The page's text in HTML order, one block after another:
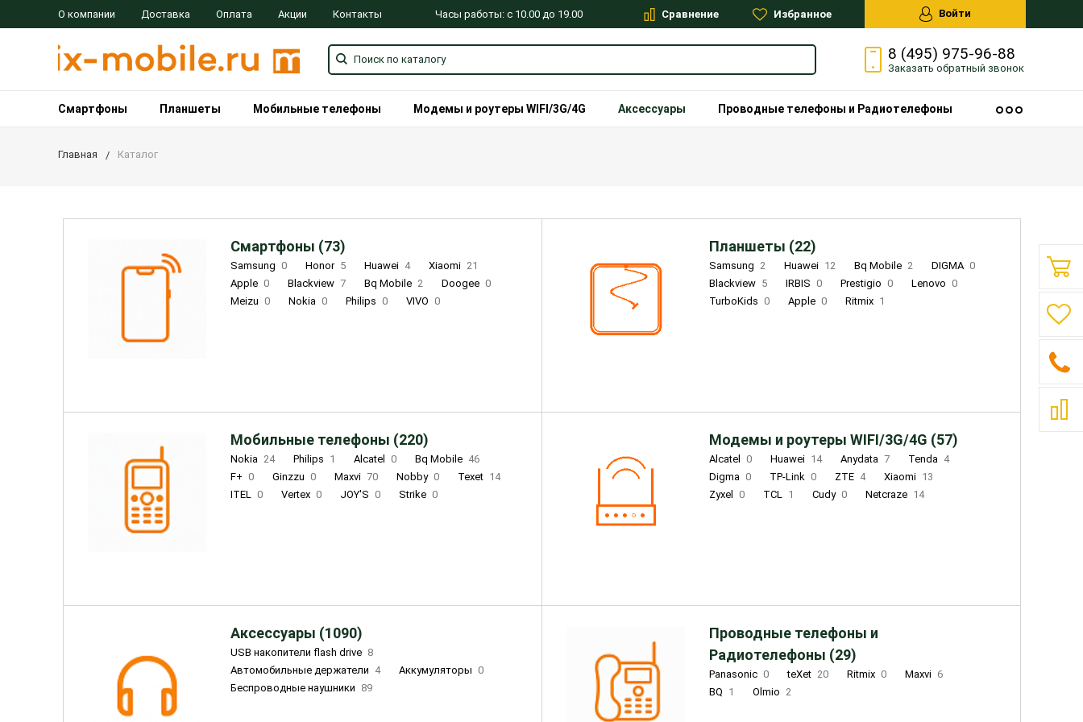
О компании Доставка Оплата Акции Контакты Часы работы: с 10.00 до 19.00 Сравнение Избранное Войти
8 (495) 975-96-88
Заказать обратный звонок
Смартфоны Планшеты Мобильные телефоны Модемы и роутеры WIFI/3G/4G Аксессуары Проводные телефоны и Радиотелефоны
Главная Каталог
Смартфоны (73)
Samsung 0 Honor 5 Huawei 4 Xiaomi 21
Apple 0 Blackview 7 Bq Mobile 2 Doogee 0
Meizu 0 Nokia 0 Philips 0 VIVO 0
Планшеты (22)
Samsung 2 Huawei 12 Bq Mobile 2 DIGMA 0
Blackview 5 IRBIS 0 Prestigio 0 Lenovo 0
TurboKids 0 Apple 0 Ritmix 1
Мобильные телефоны (220)
Nokia 24 Philips 1 Alcatel 0 Bq Mobile 46
F+ 0 Ginzzu 0 Maxvi 70 Nobby 0 Texet 14
ITEL 0 Vertex 0 JOY'S 0 Strike 0
Модемы и роутеры WIFI/3G/4G (57)
Alcatel 0 Huawei 14 Anydata 7 Tenda 4
Digma 0 TP-Link 0 ZTE 4 Xiaomi 13
Zyxel
0 TCL 1 Cudy 0 Netcraze 14
Аксессуары (1090)
USB накопители flash drive 8
Автомобильные держатели 4 Аккумуляторы 0
Беспроводные наушники 89
Проводные телефоны и
Радиотелефоны (29)
Panasonic 0 teXet 20 Ritmix 0 Maxvi 6
BQ 1 Olmio 2